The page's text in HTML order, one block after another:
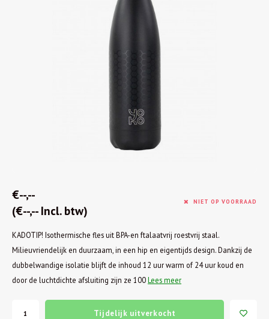
€--,--
(€--,-- Incl. btw)
NIET OP VOORRAAD
KADOTIP! Isothermische fles uit BPA-en ftalaatvrij roestvrij staal.
Milieuvriendelijk en duurzaam, in een hip en eigentijds design. Dankzij de
dubbelwandige isolatie blijft de inhoud 12 uur warm of 24 uur koud en
door de luchtdichte afsluiting zijn ze 100Lees meer
Tijdelijk uitverkocht